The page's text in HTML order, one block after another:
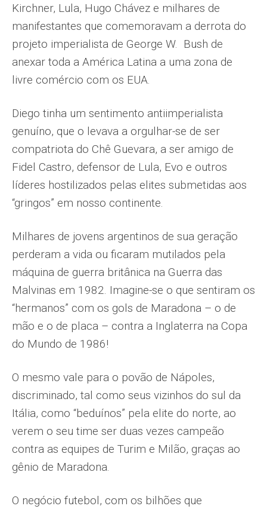
Kirchner, Lula, Hugo Chávez e milhares de
manifestantes que comemoravam a derrota do
projeto imperialista de George W. Bush de
anexar toda a América Latina a uma zona de
livre comércio com os EUA.
Diego tinha um sentimento antiimperialista
genuíno, que o levava a orgulhar-se de ser
compatriota do Chê Guevara, a ser amigo de
Fidel Castro, defensor de Lula, Evo e outros
líderes hostilizados pelas elites submetidas aos
“gringos” em nosso continente.
Milhares de jovens argentinos de sua geração
perderam a vida ou ficaram mutilados pela
máquina de guerra britânica na Guerra das
Malvinas em 1982. Imagine-se o que sentiram os
“hermanos” com os gols de Maradona – o de
mão e o de placa – contra a Inglaterra na Copa
do Mundo de 1986!
O mesmo vale para o povão de Nápoles,
discriminado, tal como seus vizinhos do sul da
Itália, como “beduínos” pela elite do norte, ao
verem o seu time ser duas vezes campeão
contra as equipes de Turim e Milão, graças ao
gênio de Maradona.
O negócio futebol, com os bilhões que